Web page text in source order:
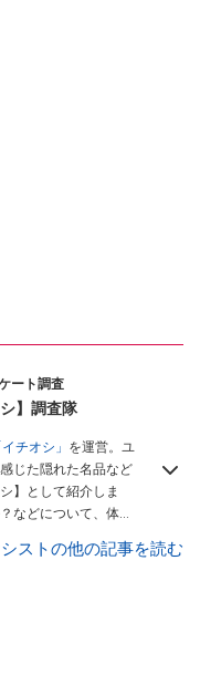
ート調査
】調査隊
チオシ」 を運営。ユ
じた隠れた名品など
】として紹介しま
などについて、体験
ストの他の記事を読む